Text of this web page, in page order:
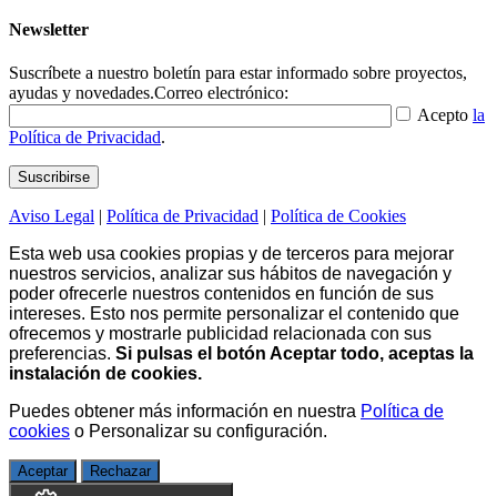
Newsletter
Suscríbete a nuestro boletín para estar informado sobre proyectos,
ayudas y novedades.Correo electrónico:
Acepto la
Política de Privacidad.
Aviso Legal | Política de Privacidad | Política de Cookies
Esta web usa cookies propias y de terceros para mejorar
nuestros servicios, analizar sus hábitos de navegación y
poder ofrecerle nuestros contenidos en función de sus
intereses. Esto nos permite personalizar el contenido que
ofrecemos y mostrarle publicidad relacionada con sus
preferencias. Si pulsas el botón Aceptar todo, aceptas la
instalación de cookies.
Puedes obtener más información en nuestra Política de
cookies o Personalizar su configuración.
Aceptar Rechazar